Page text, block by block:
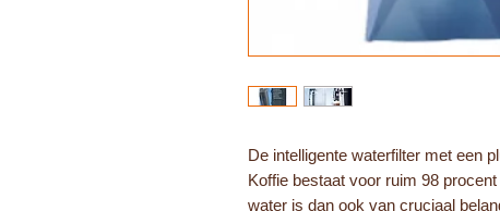
De intelligente waterfilter met een
Koffie bestaat voor ruim 98
water is dan ook van cruciaal